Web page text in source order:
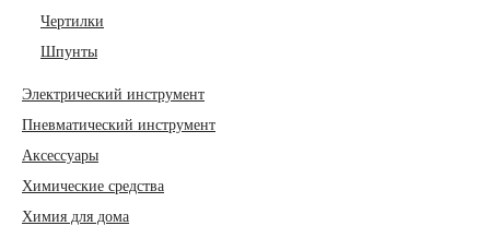
Чертилки
Шпунты
Электрический инструмент
Пневматический инструмент
Аксессуары
Химические средства
Химия для дома